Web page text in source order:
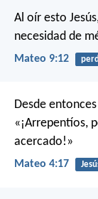
Al oír esto
necesidad de
Mateo 9:12
Desde
«¡Arrepentíos,
acercado!»
Mateo 4:17